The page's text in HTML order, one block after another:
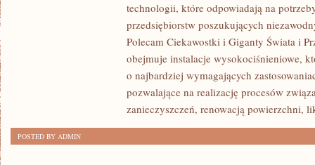
technologii, które odpowiadają na
przedsiębiorstw poszukujących
Polecam Ciekawostki i Giganty Świata i
obejmuje instalacje wysokociśnieniowe,
o najbardziej wymagających
pozwalające na realizację procesów
zanieczyszczeń, renowacją powierzchni,
POSTED BY ADMIN